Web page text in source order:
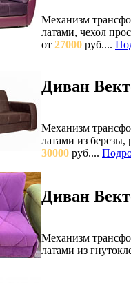
Механизм
латами, чехол
от 27000 руб....
Диван
Механизм
латами из березы,
30000 руб....
Диван
Механизм
латами из